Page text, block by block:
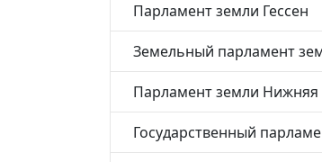
Парламент земли Гессен
Земельный парламент
Парламент земли Нижняя
Государственный